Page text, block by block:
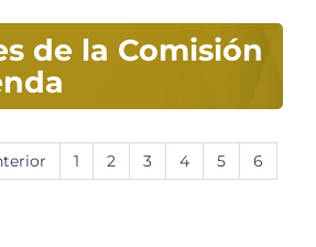
de la Comisión
Página
1 Página
2 Página
3 Página
4 Página
5 Página
6